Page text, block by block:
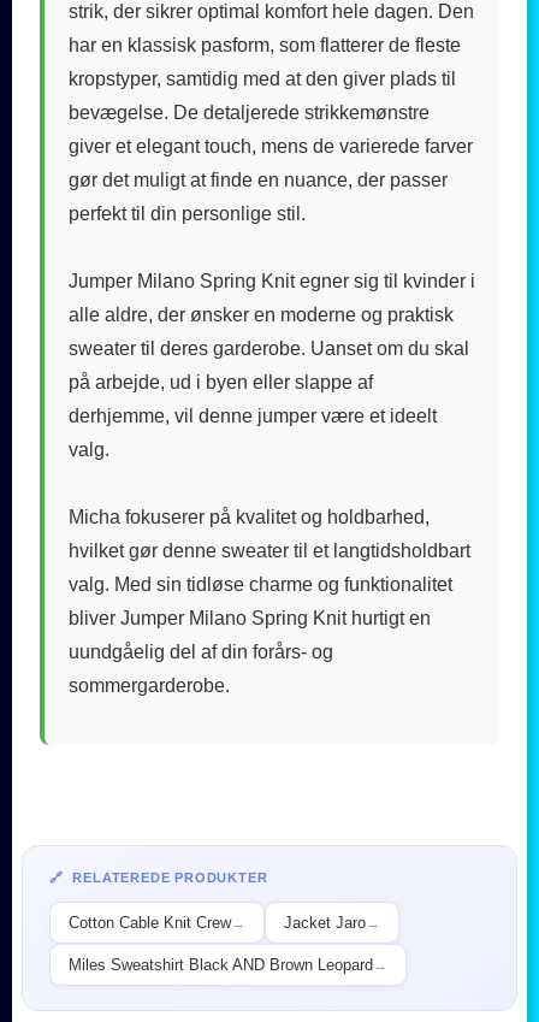
strik, der sikrer optimal komfort hele dagen. Den
har en klassisk pasform, som flatterer de fleste
kropstyper, samtidig med at den giver plads til
bevægelse. De detaljerede strikkemønstre
giver et elegant touch, mens de varierede farver
gør det muligt at finde en nuance, der passer
perfekt til din personlige stil.
Jumper Milano Spring Knit egner sig til kvinder i
alle aldre, der ønsker en moderne og praktisk
sweater til deres garderobe. Uanset om du skal
på arbejde, ud i byen eller slappe af
derhjemme, vil denne jumper være et ideelt
valg.
Micha fokuserer på kvalitet og holdbarhed,
hvilket gør denne sweater til et langtidsholdbart
valg. Med sin tidløse charme og funktionalitet
bliver Jumper Milano Spring Knit hurtigt en
uundgåelig del af din forårs- og
sommergarderobe.
🔗 RELATEREDE PRODUKTER
Cotton Cable Knit Crew→ Jacket Jaro→
Miles Sweatshirt Black AND Brown Leopard →